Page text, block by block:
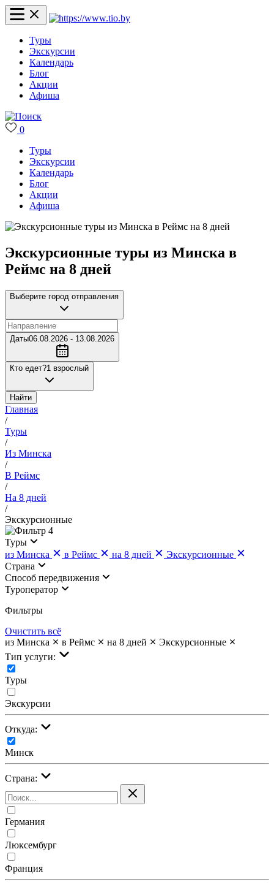
Туры
Экскурсии
Календарь
Блог
Акции
Афиша
0
Туры
Экскурсии
Календарь
Блог
Акции
Афиша
Экскурсионные туры из Минска в
Реймс на 8 дней
Выберите город отправления
Даты06.08.2026 - 13.08.2026
Кто едет?1 взрослый
Найти
Главная
/
Туры
/
Из Минска
/
В Реймс
/
На 8 дней
/
Экскурсионные
4
Туры
из Минска
в Реймс на 8 дней
Экскурсионные
Страна
Cпособ передвижения
Туроператор
Фильтры
Очистить всё
из Минска
в Реймс на 8 дней
Экскурсионные
Тип услуги:
Туры
Экскурсии
Откуда:
Минск
Страна:
Германия
Люксембург
Франция